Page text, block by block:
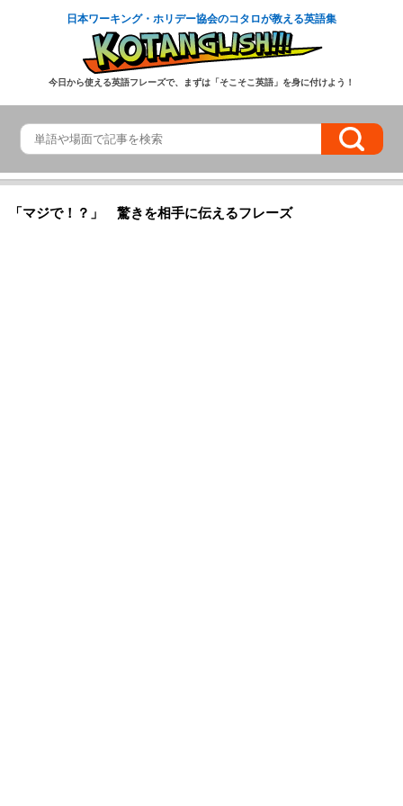
日本ワーキング・ホリデー協会のコタロが教える英語集
今日から使える英語フレーズで、まずは「そこそこ英語」を身に付けよう！
「マジで！？」 驚きを相手に伝えるフレーズ